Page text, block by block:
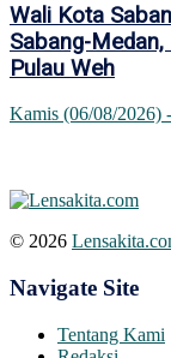
Wali Kota
Sabang-
Pulau Weh
Kamis (06/08/2026)
© 2026
Navigate Site
Tentang Kami